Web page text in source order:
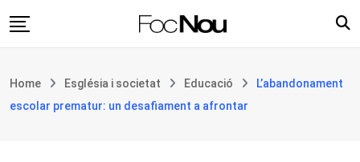
to
Filosofia i teologia
Home Església i societat Educació
L’abandonament
escolar prematur: un desafiament a afrontar